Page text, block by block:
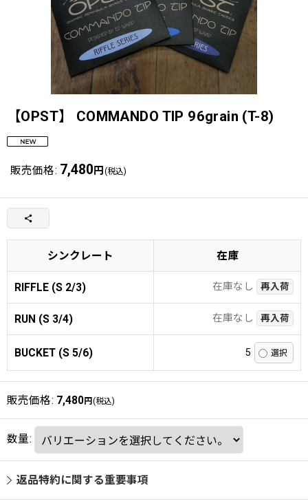
【OPST】 COMMANDO TIP 96grain (T-8)
販売価格: 7,480 円 (税込)
シンクレート 在庫
RIFFLE (S 2/3) 在庫なし 再入荷
RUN (S 3/4) 在庫なし 再入荷
BUCKET (S 5/6) 5
販売価格: 7,480円 (税込)
数量:
返品特約に関する重要事項